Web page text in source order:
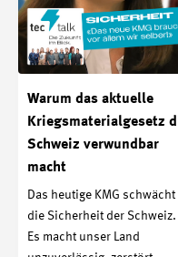
Warum das aktuelle
Kriegsmaterialgesetz
Schweiz verwundbar
macht
Das heutige KMG schwächt
die Sicherheit der Schweiz.
Es macht unser Land